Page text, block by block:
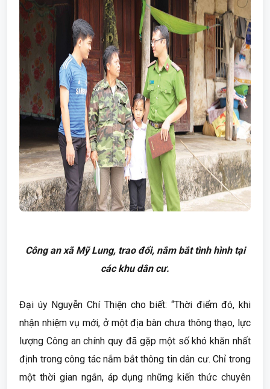
Công an xã Mỹ Lung, trao đổi, nắm bắt tình hình tại
các khu dân cư.
Đại úy Nguyễn Chí Thiện cho biết: “Thời điểm đó, khi
nhận nhiệm vụ mới, ở một địa bàn chưa thông thạo, lực
lượng Công an chính quy đã gặp một số khó khăn nhất
định trong công tác nắm bắt thông tin dân cư. Chỉ trong
một thời gian ngắn, áp dụng những kiến thức chuyên